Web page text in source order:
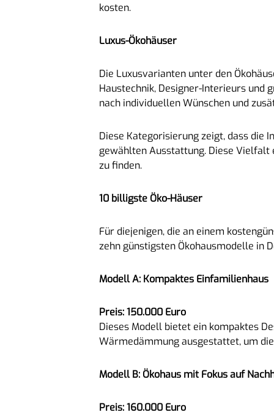
kosten.
Luxus-Ökohäuser
Die Luxusvarianten unter den
Haustechnik, Designer-Interieurs und
nach individuellen Wünschen und
Diese Kategorisierung zeigt, dass die
gewählten Ausstattung. Diese
zu finden.
10 billigste Öko-Häuser
Für diejenigen, die an einem
zehn günstigsten Ökohausmodelle in
Modell A: Kompaktes Einfamilienhaus
Preis: 150.000 Euro
Dieses Modell bietet ein kompaktes
Wärmedämmung ausgestattet, um
Modell B: Ökohaus mit Fokus auf
Preis: 160.000 Euro